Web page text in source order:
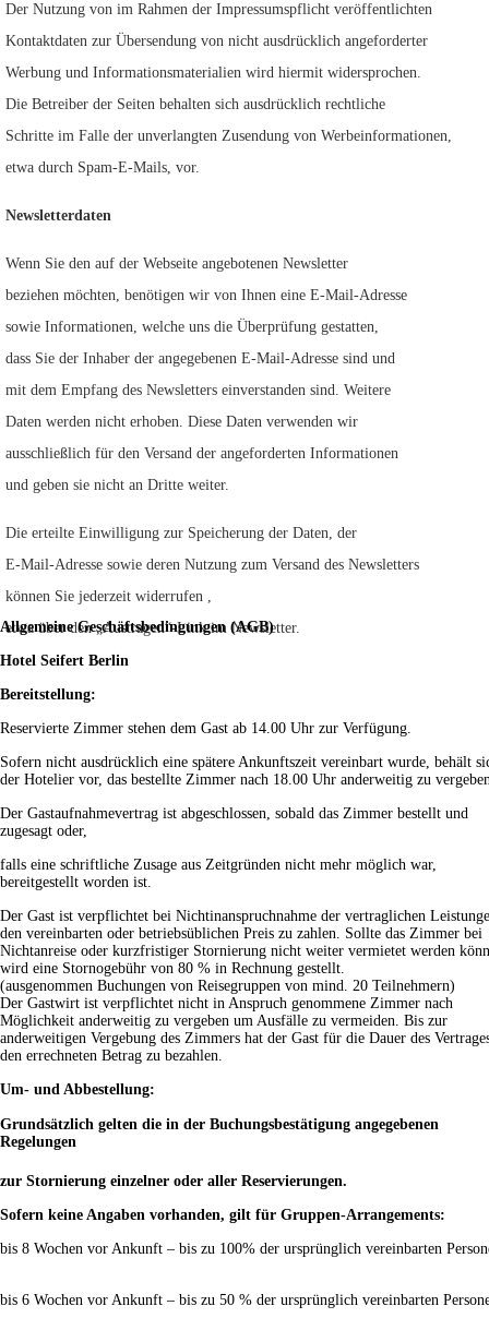
Der Nutzung von im Rahmen der Impressumspflicht veröffentlichten
Kontaktdaten zur Übersendung von nicht ausdrücklich angeforderter
Werbung und Informationsmaterialien wird hiermit widersprochen.
Die Betreiber der Seiten behalten sich ausdrücklich rechtliche
Schritte im Falle der unverlangten Zusendung von Werbeinformationen,
etwa durch Spam-E-Mails, vor.
Newsletterdaten
Wenn Sie den auf der Webseite angebotenen Newsletter
beziehen möchten, benötigen wir von Ihnen eine E-Mail-Adresse
sowie Informationen, welche uns die Überprüfung gestatten,
dass Sie der Inhaber der angegebenen E-Mail-Adresse sind und
mit dem Empfang des Newsletters einverstanden sind. Weitere
Daten werden nicht erhoben. Diese Daten verwenden wir
ausschließlich für den Versand der angeforderten Informationen
und geben sie nicht an Dritte weiter.
Die erteilte Einwilligung zur Speicherung der Daten, der
E-Mail-Adresse sowie deren Nutzung zum Versand des Newsletters
können Sie jederzeit widerrufen ,
etwa über den „Austragen“-Link im Newsletter.
Allgemeine Geschäftsbedingungen (AGB)
Hotel Seifert Berlin
Bereitstellung:
Reservierte Zimmer stehen dem Gast ab 14.00 Uhr zur Verfügung.
Sofern nicht ausdrücklich eine spätere Ankunftszeit vereinbart wurde, behält
der Hotelier vor, das bestellte Zimmer nach 18.00 Uhr anderweitig zu
Der Gastaufnahmevertrag ist abgeschlossen, sobald das Zimmer bestellt und
zugesagt oder,
falls eine schriftliche Zusage aus Zeitgründen nicht mehr möglich war,
bereitgestellt worden ist.
Der Gast ist verpflichtet bei Nichtinanspruchnahme der vertraglichen
den vereinbarten oder betriebsüblichen Preis zu zahlen. Sollte das Zimmer bei
Nichtanreise oder kurzfristiger Stornierung nicht weiter vermietet werden
wird eine Stornogebühr von 80 % in Rechnung gestellt.
(ausgenommen Buchungen von Reisegruppen von mind. 20 Teilnehmern)
Der Gastwirt ist verpflichtet nicht in Anspruch genommene Zimmer nach
Möglichkeit anderweitig zu vergeben um Ausfälle zu vermeiden. Bis zur
anderweitigen Vergebung des Zimmers hat der Gast für die Dauer des
den errechneten Betrag zu bezahlen.
Um- und Abbestellung:
Grundsätzlich gelten die in der Buchungsbestätigung angegebenen
Regelungen
zur Stornierung einzelner oder aller Reservierungen.
Sofern keine Angaben vorhanden, gilt für Gruppen-Arrangements:
bis 8 Wochen vor Ankunft – bis zu 100% der ursprünglich vereinbarten
bis 6 Wochen vor Ankunft – bis zu 50 % der ursprünglich vereinbarten